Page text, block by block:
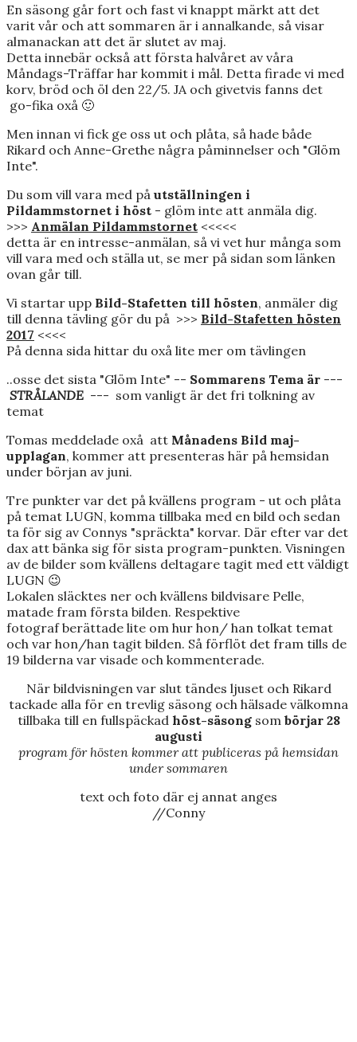
En säsong går fort och fast vi knappt märkt att det
varit vår och att sommaren är i annalkande, så visar
almanackan att det är slutet av maj.
Detta innebär också att första halvåret av våra
Måndags-Träffar har kommit i mål. Detta firade vi med
korv, bröd och öl den 22/5. JA och givetvis fanns det
go-fika oxå 🙂
Men innan vi fick ge oss ut och plåta, så hade både
Rikard och Anne-Grethe några påminnelser och "Glöm
Inte".
Du som vill vara med på utställningen i
Pildammstornet i höst - glöm inte att anmäla dig.
>>> Anmälan Pildammstornet <<<<<
detta är en intresse-anmälan, så vi vet hur många som
vill vara med och ställa ut, se mer på sidan som länken
ovan går till.
Vi startar upp Bild-Stafetten till hösten, anmäler dig
till denna tävling gör du på >>> Bild-Stafetten hösten
2017 <<<<
På denna sida hittar du oxå lite mer om tävlingen
..osse det sista "Glöm Inte" -- Sommarens Tema är ---
STRÅLANDE --- som vanligt är det fri tolkning av
temat
Tomas meddelade oxå att Månadens Bild maj-
upplagan, kommer att presenteras här på hemsidan
under början av juni.
Tre punkter var det på kvällens program - ut och plåta
på temat LUGN, komma tillbaka med en bild och sedan
ta för sig av Connys "spräckta" korvar. Där efter var det
dax att bänka sig för sista program-punkten. Visningen
av de bilder som kvällens deltagare tagit med ett väldigt
LUGN 😉
Lokalen släcktes ner och kvällens bildvisare Pelle,
matade fram första bilden. Respektive
fotograf berättade lite om hur hon/ han tolkat temat
och var hon/han tagit bilden. Så förflöt det fram tills de
19 bilderna var visade och kommenterade.
När bildvisningen var slut tändes ljuset och Rikard
tackade alla för en trevlig säsong och hälsade välkomna
tillbaka till en fullspäckad höst-säsongsom börjar 28
augusti
program för hösten kommer att publiceras på hemsidan
under sommaren
text och foto där ej annat anges
//Conny